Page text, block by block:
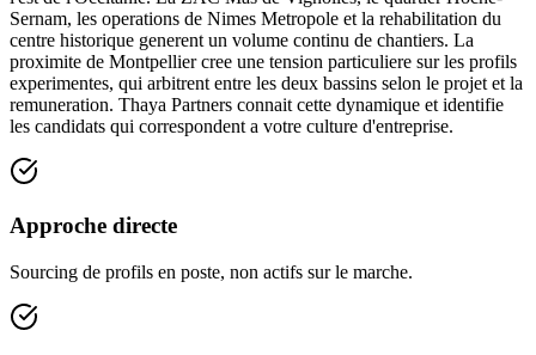
Sernam, les operations de Nimes Metropole et la rehabilitation du
centre historique generent un volume continu de chantiers. La
proximite de Montpellier cree une tension particuliere sur les profils
experimentes, qui arbitrent entre les deux bassins selon le projet et la
remuneration. Thaya Partners connait cette dynamique et identifie
les candidats qui correspondent a votre culture d'entreprise.
Approche directe
Sourcing de profils en poste, non actifs sur le marche.